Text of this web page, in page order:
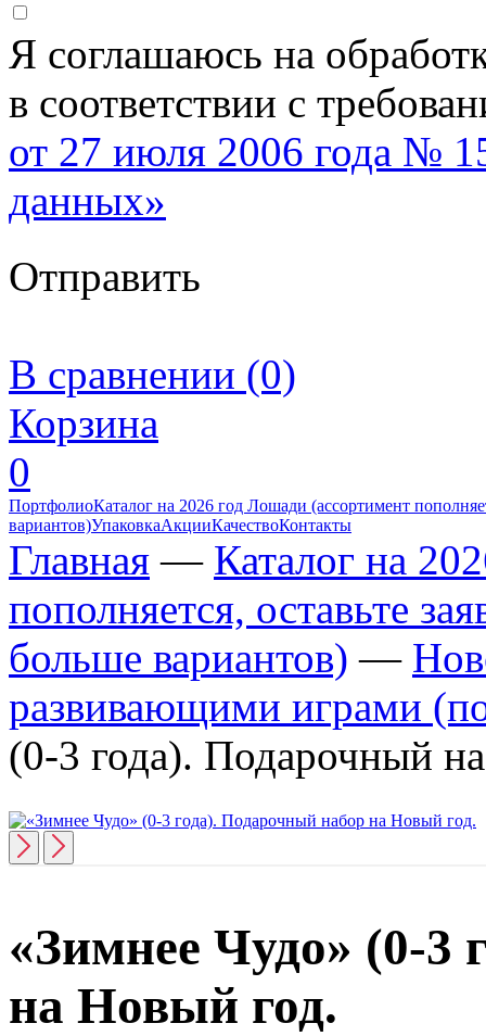
Я соглашаюсь на
в соответствии с
от 27 июля 2006 года №
данных»
Отправить
В сравнении (0)
Корзина
0
ПортфолиоКаталог на 2026 год Лошади (ассортимент
вариантов)УпаковкаАкцииКачествоКонтакты
Главная — Каталог на
пополняется, оставьте
больше вариантов) —
развивающими играми
(0-3 года). Подарочный
«Зимнее Чудо» (0-3
на Новый год.